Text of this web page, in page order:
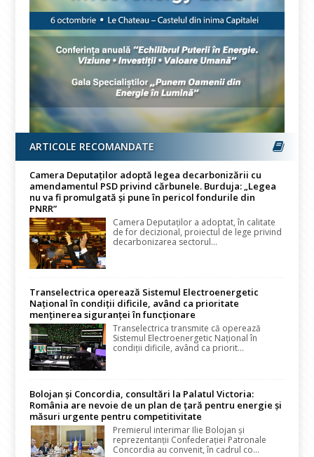
ARTICOLE RECOMANDATE
Camera Deputaților adoptă legea decarbonizării cu
amendamentul PSD privind cărbunele. Burduja: „Legea
nu va fi promulgată și pune în pericol fondurile din
PNRR”
Camera Deputaților a adoptat, în calitate
de for decizional, proiectul de lege privind
decarbonizarea sectorul...
Transelectrica operează Sistemul Electroenergetic
Național în condiții dificile, având ca prioritate
menținerea siguranței în funcționare
Transelectrica transmite că operează
Sistemul Electroenergetic Național în
condiții dificile, având ca priorit...
Bolojan și Concordia, consultări la Palatul Victoria:
România are nevoie de un plan de țară pentru energie și
măsuri urgente pentru competitivitate
Premierul interimar Ilie Bolojan și
reprezentanții Confederației Patronale
Concordia au convenit, în cadrul co...